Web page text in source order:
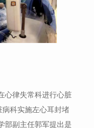
心律失常科进行心脏
科实施左心耳封堵
部副主任郭军提出是